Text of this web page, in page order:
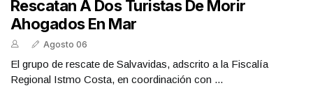
Rescatan A Dos Turistas De Morir
Ahogados En Mar
Agosto 06
El grupo de rescate de Salvavidas, adscrito a la Fiscalía
Regional Istmo Costa, en coordinación con ...